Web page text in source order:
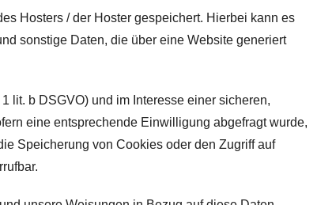
Hosters / der Hoster gespeichert. Hierbei kann es
sonstige Daten, die über eine Website generiert
lit. b DSGVO) und im Interesse einer sicheren,
eine entsprechende Einwilligung abgefragt wurde,
Speicherung von Cookies oder den Zugriff auf